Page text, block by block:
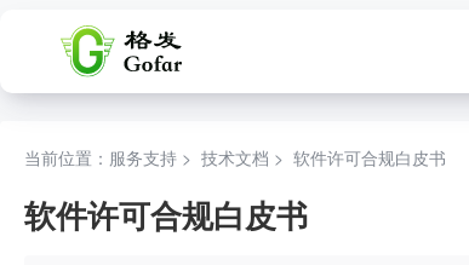
当前位置：服务支持 > 技术文档 > 软件许可合规白皮书
软件许可合规白皮书